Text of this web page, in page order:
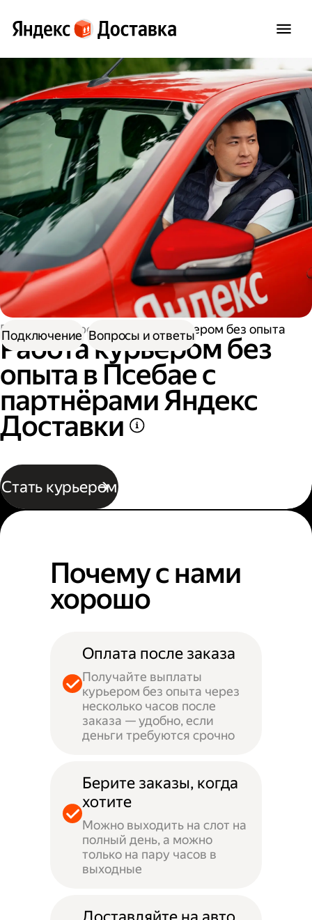
Работа курьером Работа курьером без опыта
Работа курьером без
опыта в Псебае с
партнёрами Яндекс
Доставки
Стать курьером
Подключение Вопросы и ответы
Почему с нами
хорошо
Оплата после заказа
Получайте выплаты
курьером без опыта через
несколько часов после
заказа — удобно, если
деньги требуются срочно
Берите заказы, когда
хотите
Можно выходить на слот на
полный день, а можно
только на пару часов в
выходные